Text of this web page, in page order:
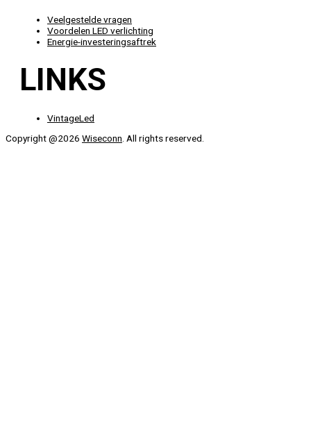
Veelgestelde vragen
Voordelen LED verlichting
Energie-investeringsaftrek
LINKS
VintageLed
Copyright @2026 Wiseconn . All rights reserved.